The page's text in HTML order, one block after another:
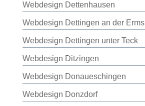
Webdesign Dettenhausen
Webdesign Dettingen an der Erms
Webdesign Dettingen unter Teck
Webdesign Ditzingen
Webdesign Donaueschingen
Webdesign Donzdorf